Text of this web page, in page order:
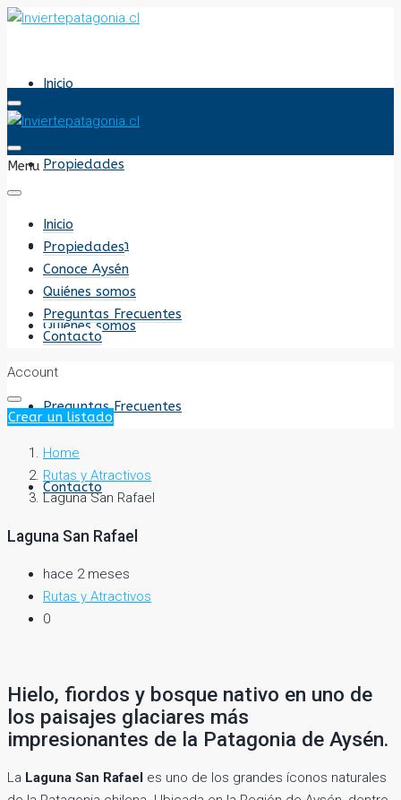
Inicio
Propiedades
Conoce Aysén
Quiénes somos
Preguntas Frecuentes
Contacto
Menu
Inicio
Propiedades
Conoce Aysén
Quiénes somos
Preguntas Frecuentes
Contacto
Account
Crear un listado
Home
Rutas y Atractivos
Laguna San Rafael
Laguna San Rafael
hace 2 meses
Rutas y Atractivos
0
Hielo, fiordos y bosque nativo en uno de
los paisajes glaciares más
impresionantes de la Patagonia de Aysén.
La Laguna San Rafael es uno de los grandes íconos naturales